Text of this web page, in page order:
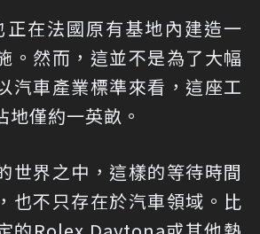
在法國原有基地內建造一
。然而，這並不是為了大幅
汽車產業標準來看，這座工
地僅約一英畝。
世界之中，這樣的等待時間
也不只存在於汽車領域。比